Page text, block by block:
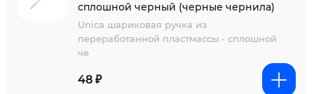
сплошной черный (черные чернила)
Unica шариковая ручка из
переработанной пластмассы - сплошной
че
48 ₽